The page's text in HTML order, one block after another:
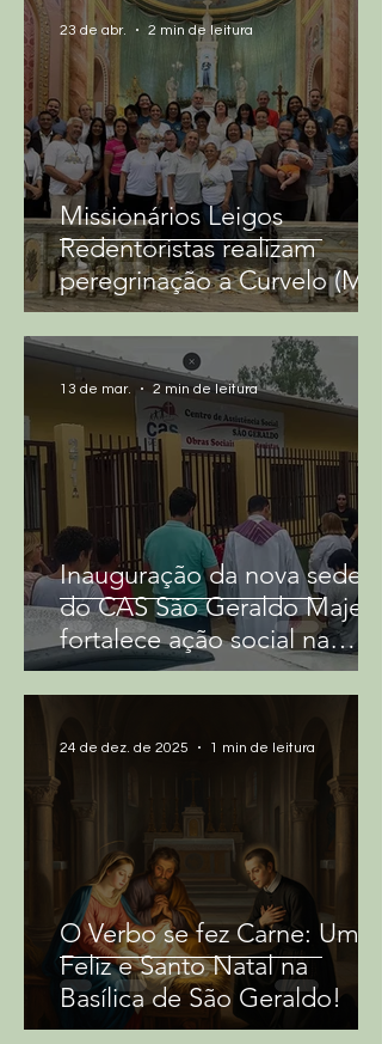
que visitam a Basílica todos os
anos.
No entanto, a importância do
Santuário Basílica de São
Geraldo não se limita apenas
ao seu valor histórico e
religioso. A basílica é também
um importante espaço
cultural, que abriga diversas
atividades e eventos ao longo
do ano, como grande exemplo
a Oitava de São Geraldo.
Por todas essas razões, o
Santuário Basílica de São
Geraldo é um patrimônio
inestimável para a cidade de
Curvelo e para todo o Brasil.
Sua beleza arquitetônica, sua
a transformam em um local de
grande valor e interesse para
todas as pessoas que visitam
a região. Assim, é fundamental
que a basílica seja preservada
e valorizada, para que possa
continuar a encantar e inspirar
Missionários Leigos
Redentoristas realizam
peregrinação a Curvelo (MG)
23 de abr. 2 min de leitura
Inauguração da nova sede
do CAS São Geraldo Majella
fortalece ação social na
comunidade
13 de mar. 2 min de leitura
O Verbo se fez Carne: Um
Feliz e Santo Natal na
Basílica de São Geraldo!
24 de dez. de 2025 1 min de leitura